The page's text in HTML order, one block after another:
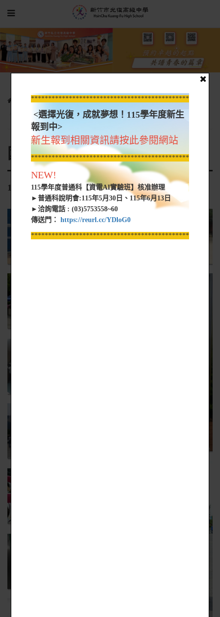
行政單位 圖書館 國際教育
國際教育旅行活動照片
106學年-韓國教育旅行
國際教育旅行活動照片
106學年-韓國教育旅行
*****************************************************
<選擇光復，成就夢想！115學年度新生
報到中>
新生報到相關資訊請按此參閱網站
*****************************************************
NEW!
115學年度普通科【資電AI實驗班】核准辦理
►普通科說明會:115年5月30日、115年6月13日
►洽詢電話 : (03)5753558~60
傳送門： https://reurl.cc/YDloG0
*****************************************************